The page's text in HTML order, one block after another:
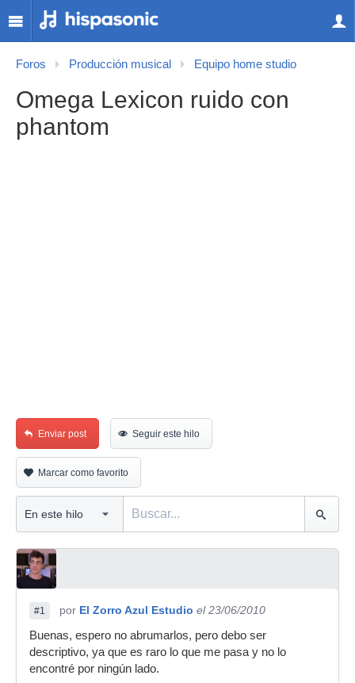
Foros Producción musical Equipo home studio
Omega Lexicon ruido con
phantom
Enviar post Seguir este hilo
Marcar como favorito
#1 por El Zorro Azul Estudio el 23/06/2010
Buenas, espero no abrumarlos, pero debo ser
descriptivo, ya que es raro lo que me pasa y no lo
encontré por ningún lado.